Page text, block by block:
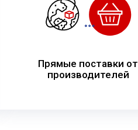
Прямые поставки от
производителей